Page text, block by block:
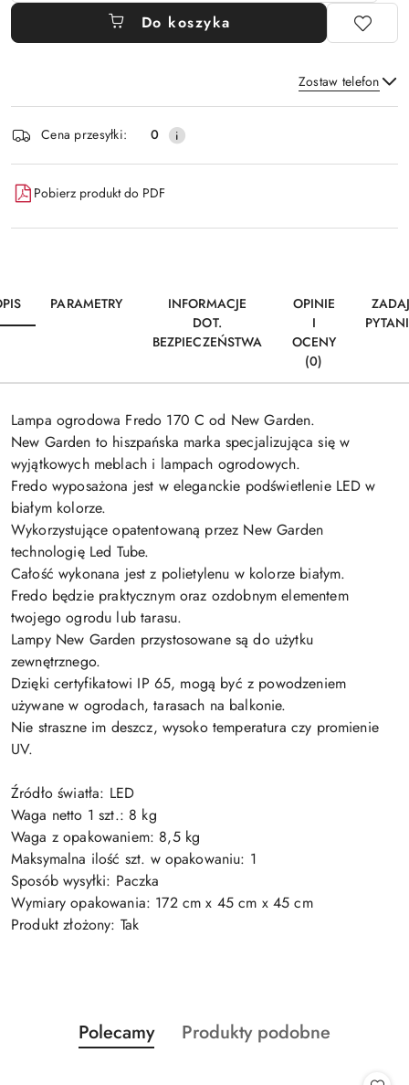
Do koszyka
Zostaw telefon
Wyślij
Dostępność
i
dostawa
Cena przesyłki: 0
Pobierz produkt do PDF
PARAMETRY
INFORMACJE
DOT.
BEZPIECZEŃSTWA
OPINIE
I
OCENY
(0)
Lampa ogrodowa Fredo 170 C od New Garden.
New Garden to hiszpańska marka specjalizująca się w
wyjątkowych meblach i lampach ogrodowych.
Fredo wyposażona jest w eleganckie podświetlenie LED w
białym kolorze.
Wykorzystujące opatentowaną przez New Garden
technologię Led Tube.
Całość wykonana jest z polietylenu w kolorze białym.
Fredo będzie praktycznym oraz ozdobnym elementem
twojego ogrodu lub tarasu.
Lampy New Garden przystosowane są do użytku
zewnętrznego.
Dzięki certyfikatowi IP 65, mogą być z powodzeniem
używane w ogrodach, tarasach na balkonie.
Nie straszne im deszcz, wysoko temperatura czy promienie
UV.
Źródło światła: LED
Waga netto 1 szt.: 8 kg
Waga z opakowaniem: 8,5 kg
Maksymalna ilość szt. w opakowaniu: 1
Sposób wysyłki: Paczka
Wymiary opakowania: 172 cm x 45 cm x 45 cm
Produkt złożony: Tak
Pomiń karuzelę produktów
Produkty
o
Polecamy
Produkty
Produkty podobne